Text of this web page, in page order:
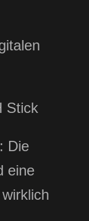
Stick
Die
eine